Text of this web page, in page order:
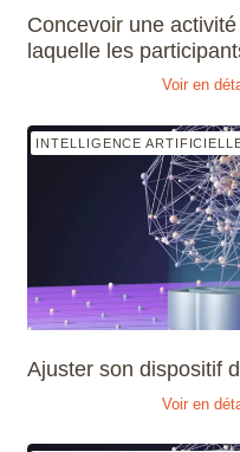
Concevoir une
laquelle les
Voir en
INTELLIGENCE
Ajuster son dispositif
Voir en